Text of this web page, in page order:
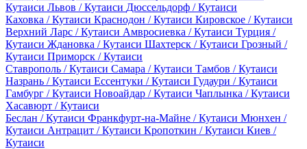
Кутаиси Львов / Кутаиси Дюссельдорф / Кутаиси
Каховка / Кутаиси Краснодон / Кутаиси Кировское / Кутаиси
Верхний Ларс / Кутаиси Амвросиевка / Кутаиси Турция /
Кутаиси Ждановка / Кутаиси Шахтерск / Кутаиси Грозный /
Кутаиси Приморск / Кутаиси
Ставрополь / Кутаиси Самара / Кутаиси Тамбов / Кутаиси
Назрань / Кутаиси Ессентуки / Кутаиси Гудаури / Кутаиси
Гамбург / Кутаиси Новоайдар / Кутаиси Чаплынка / Кутаиси
Хасавюрт / Кутаиси
Беслан / Кутаиси Франкфурт-на-Майне / Кутаиси Мюнхен /
Кутаиси Антрацит / Кутаиси Кропоткин / Кутаиси Киев /
Кутаиси